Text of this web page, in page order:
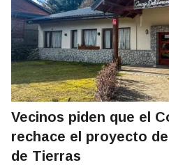
Vecinos piden que el
rechace el proyecto
de Tierras